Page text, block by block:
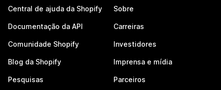
Central de ajuda da Shopify
Documentação da API
Comunidade Shopify
Blog da Shopify
Pesquisas
Sobre
Carreiras
Investidores
Imprensa e mídia
Parceiros